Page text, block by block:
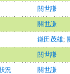
關世謙
關世謙
鎌田茂雄;
關世謙
況 關世謙